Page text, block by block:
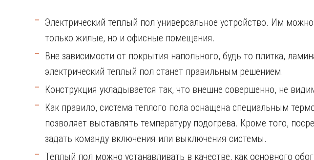
Электрический теплый пол универсальное устройство. Им
только жилые, но и офисные помещения.
Вне зависимости от покрытия напольного, будь то плитка,
электрический теплый пол станет правильным решением.
Конструкция укладывается так, что внешне совершенно, не
Как правило, система теплого пола оснащена специальным
позволяет выставлять температуру подогрева. Кроме того,
задать команду включения или выключения системы.
Теплый пол можно устанавливать в качестве, как основного